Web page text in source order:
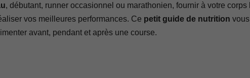
, débutant, runner occasionnel ou marathonien, fournir à votre corps
vos meilleures performances. Ce petit guide de nutrition
avant, pendant et après une course.